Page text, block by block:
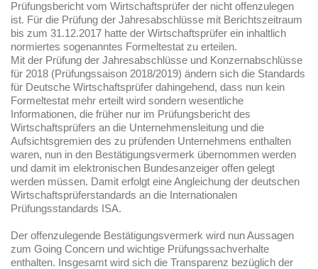
Prüfungsbericht vom Wirtschaftsprüfer der nicht offenzulegen
ist. Für die Prüfung der Jahresabschlüsse mit Berichtszeitraum
bis zum 31.12.2017 hatte der Wirtschaftsprüfer ein inhaltlich
normiertes sogenanntes Formeltestat zu erteilen.
Mit der Prüfung der Jahresabschlüsse und Konzernabschlüsse
für 2018 (Prüfungssaison 2018/2019) ändern sich die Standards
für Deutsche Wirtschaftsprüfer dahingehend, dass nun kein
Formeltestat mehr erteilt wird sondern wesentliche
Informationen, die früher nur im Prüfungsbericht des
Wirtschaftsprüfers an die Unternehmensleitung und die
Aufsichtsgremien des zu prüfenden Unternehmens enthalten
waren, nun in den Bestätigungsvermerk übernommen werden
und damit im elektronischen Bundesanzeiger offen gelegt
werden müssen. Damit erfolgt eine Angleichung der deutschen
Wirtschaftsprüferstandards an die Internationalen
Prüfungsstandards ISA.
Der offenzulegende Bestätigungsvermerk wird nun Aussagen
zum Going Concern und wichtige Prüfungssachverhalte
enthalten. Insgesamt wird sich die Transparenz bezüglich der